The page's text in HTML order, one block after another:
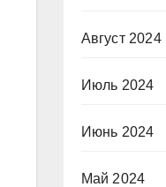
Август 2024
Июль 2024
Июнь 2024
Май 2024